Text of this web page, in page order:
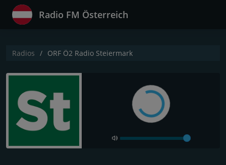
Radio FM Österreich
Radios ORF Ö2 Radio Steiermark